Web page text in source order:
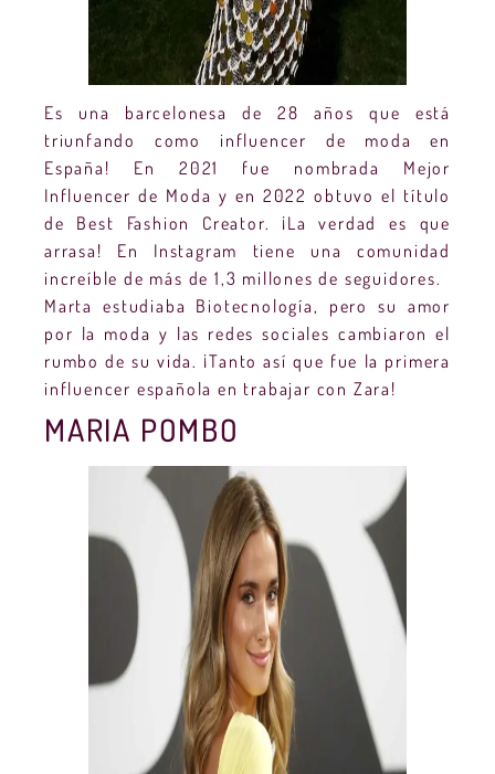
Es una barcelonesa de 28 años que está
triunfando como influencer de moda en
España! En 2021 fue nombrada Mejor
Influencer de Moda y en 2022 obtuvo el título
de Best Fashion Creator. ¡La verdad es que
arrasa! En Instagram tiene una comunidad
increíble de más de 1,3 millones de seguidores.
Marta estudiaba Biotecnología, pero su amor
por la moda y las redes sociales cambiaron el
rumbo de su vida. ¡Tanto así que fue la primera
influencer española en trabajar con Zara!
MARIA POMBO